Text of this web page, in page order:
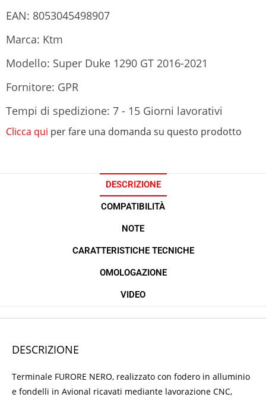
EAN: 8053045498907
Marca: Ktm
Modello: Super Duke 1290 GT 2016-2021
Fornitore: GPR
Tempi di spedizione: 7 - 15 Giorni lavorativi
Clicca qui per fare una domanda su questo prodotto
DESCRIZIONE
COMPATIBILITÀ
NOTE
CARATTERISTICHE TECNICHE
OMOLOGAZIONE
VIDEO
DESCRIZIONE
Terminale FURORE NERO, realizzato con fodero in alluminio
e fondelli in Avional ricavati mediante lavorazione CNC,